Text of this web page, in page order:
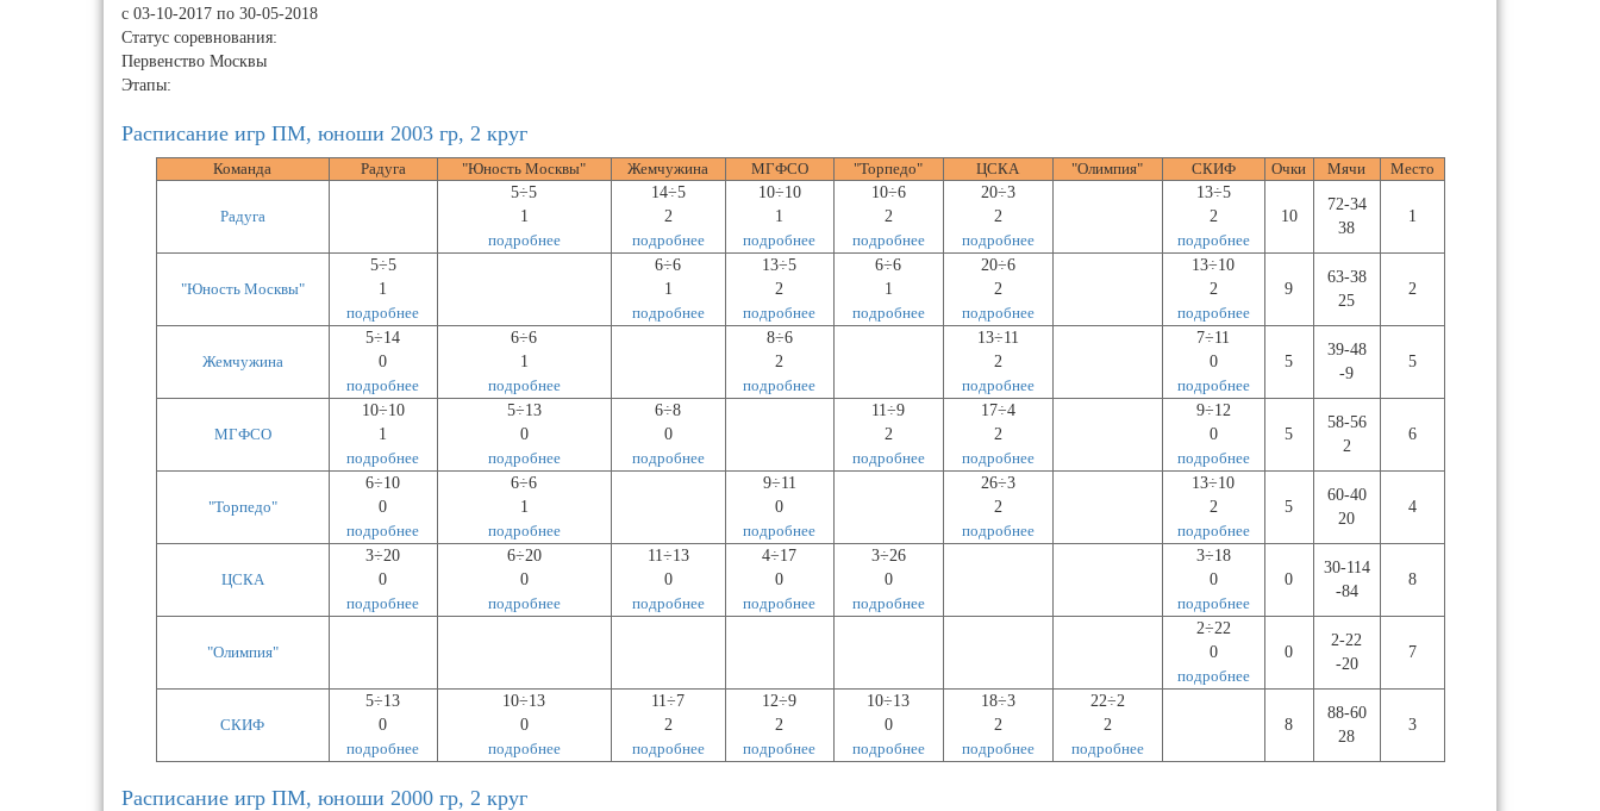
с 03-10-2017 по 30-05-2018
Статус соревнования:
Первенство Москвы
Этапы:
Расписание игр ПМ, юноши 2003 гр, 2 круг
Команда Радуга "Юность Москвы" Жемчужина МГФСО "Торпедо" ЦСКА "Олимпия" СКИФ Очки Мячи Место
Радуга
5÷5
1
подробнее
14÷5
2
подробнее
10÷10
1
подробнее
10÷6
2
подробнее
20÷3
2
подробнее
13÷5
2
подробнее
10
72-34
38
1
"Юность Москвы"
5÷5
1
подробнее
6÷6
1
подробнее
13÷5
2
подробнее
6÷6
1
подробнее
20÷6
2
подробнее
13÷10
2
подробнее
9
63-38
25
2
Жемчужина
5÷14
0
подробнее
6÷6
1
подробнее
8÷6
2
подробнее
13÷11
2
подробнее
7÷11
0
подробнее
5
39-48
-9
5
МГФСО
10÷10
1
подробнее
5÷13
0
подробнее
6÷8
0
подробнее
11÷9
2
подробнее
17÷4
2
подробнее
9÷12
0
подробнее
5
58-56
2
6
"Торпедо"
6÷10
0
подробнее
6÷6
1
подробнее
9÷11
0
подробнее
26÷3
2
подробнее
13÷10
2
подробнее
5
60-40
20
4
ЦСКА
3÷20
0
подробнее
6÷20
0
подробнее
11÷13
0
подробнее
4÷17
0
подробнее
3÷26
0
подробнее
3÷18
0
подробнее
0
30-114
-84
8
"Олимпия"
2÷22
0
подробнее
0
2-22
-20
7
СКИФ
5÷13
0
подробнее
10÷13
0
подробнее
11÷7
2
подробнее
12÷9
2
подробнее
10÷13
0
подробнее
18÷3
2
подробнее
22÷2
2
подробнее
8
88-60
28
3
Расписание игр ПМ, юноши 2000 гр, 2 круг